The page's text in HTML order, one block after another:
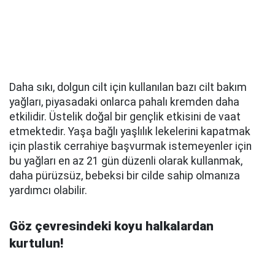
Daha sıkı, dolgun cilt için kullanılan bazı cilt bakım
yağları, piyasadaki onlarca pahalı kremden daha
etkilidir. Üstelik doğal bir gençlik etkisini de vaat
etmektedir. Yaşa bağlı yaşlılık lekelerini kapatmak
için plastik cerrahiye başvurmak istemeyenler için
bu yağları en az 21 gün düzenli olarak kullanmak,
daha pürüzsüz, bebeksi bir cilde sahip olmanıza
yardımcı olabilir.
Göz çevresindeki koyu halkalardan
kurtulun!